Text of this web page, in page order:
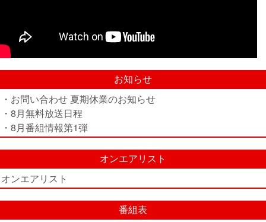
お知らせ
・お問い合わせ 夏期休業のお知らせ
・8月無料放送日程
・8月番組情報第1弾
オンエアリスト
オンエアリスト
番組表